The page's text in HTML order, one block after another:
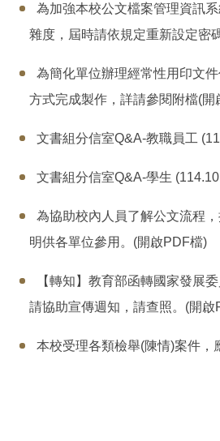
為加強本校公文檔案管理資訊
雜度，屆時請依規定重新設定密
為簡化單位辦理經常性用印文
方式完成製作，詳請參閱附檔(開
文書組分信室Q&A-教職員工
文書組分信室Q&A-學生
為協助校內人員了解公文流程
明供各單位參用。(開啟PDF檔)
【轉知】教育部函轉國家發展
請協助宣傳週知，請查照。(開啟
本校受理各類檢舉(陳情)案件